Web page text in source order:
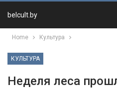
belcult.by
Home Культура
КУЛЬТУРА
Неделя леса